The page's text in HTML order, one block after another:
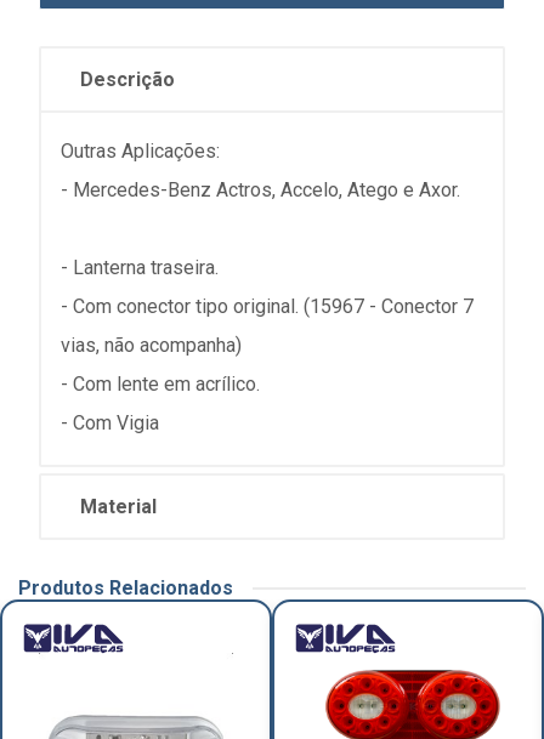
Descrição
Outras Aplicações:
- Mercedes-Benz Actros, Accelo, Atego e Axor.
- Lanterna traseira.
- Com conector tipo original. (15967 - Conector 7
vias, não acompanha)
- Com lente em acrílico.
- Com Vigia
Material
Produtos Relacionados